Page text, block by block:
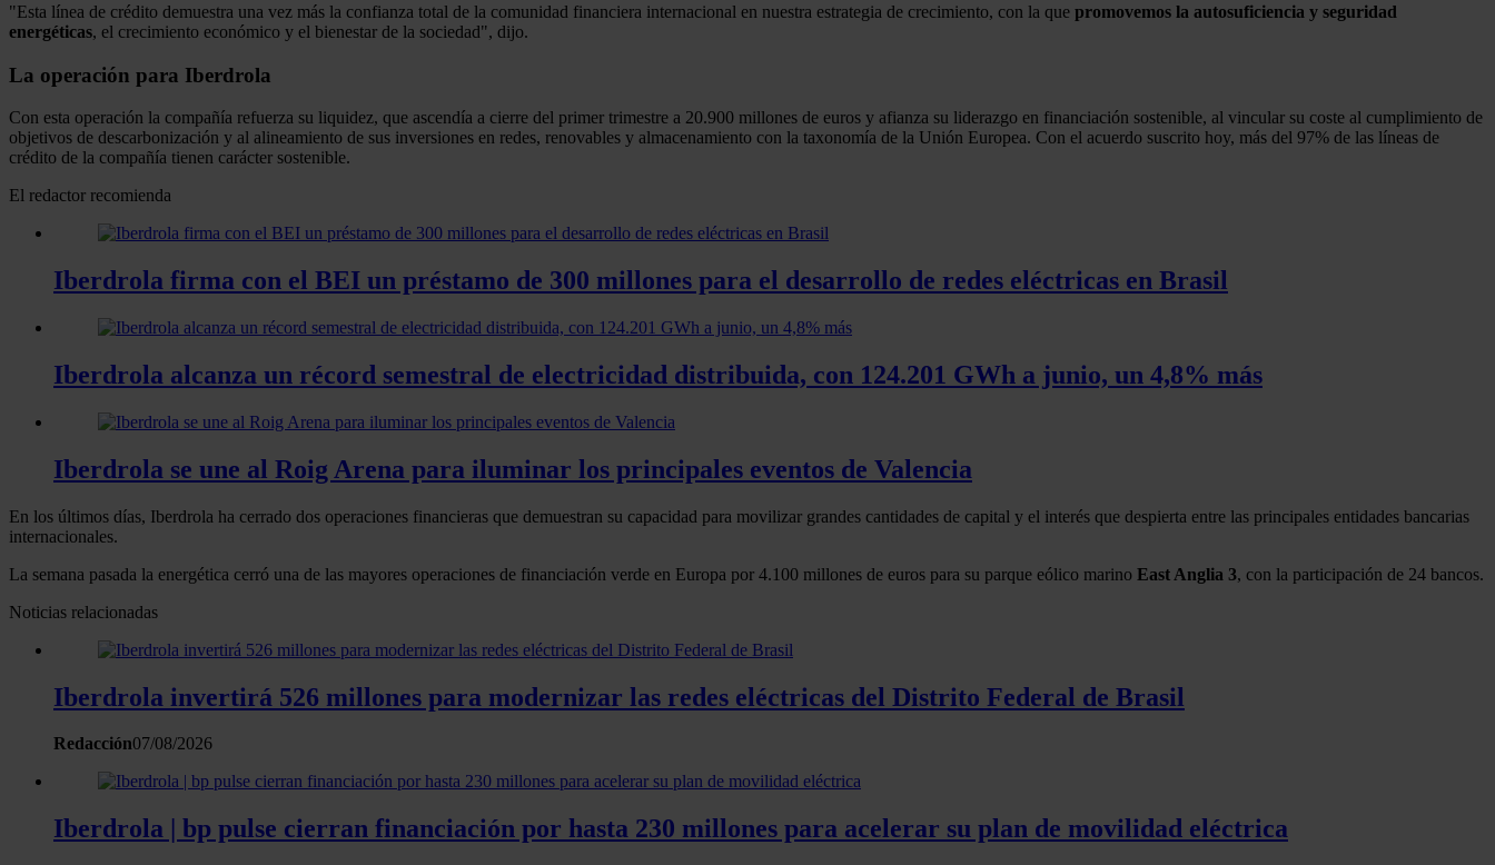
"Esta línea de crédito demuestra una vez más la confianza total de la comunidad financiera internacional en nuestra estrategia de crecimiento, con la que promovemos la autosuficiencia y seguridad
energéticas, el crecimiento económico y el bienestar de la sociedad", dijo.
La operación para Iberdrola
Con esta operación la compañía refuerza su liquidez, que ascendía a cierre del primer trimestre a 20.900 millones de euros y afianza su liderazgo en financiación sostenible, al vincular su coste al cumplimiento de
objetivos de descarbonización y al alineamiento de sus inversiones en redes, renovables y almacenamiento con la taxonomía de la Unión Europea. Con el acuerdo suscrito hoy, más del 97% de las líneas de
crédito de la compañía tienen carácter sostenible.
El redactor recomienda
Iberdrola firma con el BEI un préstamo de 300 millones para el desarrollo de redes eléctricas en Brasil
Iberdrola alcanza un récord semestral de electricidad distribuida, con 124.201 GWh a junio, un 4,8% más
Iberdrola se une al Roig Arena para iluminar los principales eventos de Valencia
En los últimos días, Iberdrola ha cerrado dos operaciones financieras que demuestran su capacidad para movilizar grandes cantidades de capital y el interés que despierta entre las principales entidades bancarias
internacionales.
La semana pasada la energética cerró una de las mayores operaciones de financiación verde en Europa por 4.100 millones de euros para su parque eólico marino East Anglia 3, con la participación de 24 bancos.
Noticias relacionadas
Iberdrola invertirá 526 millones para modernizar las redes eléctricas del Distrito Federal de Brasil
Redacción07/08/2026
Iberdrola | bp pulse cierran financiación por hasta 230 millones para acelerar su plan de movilidad eléctrica